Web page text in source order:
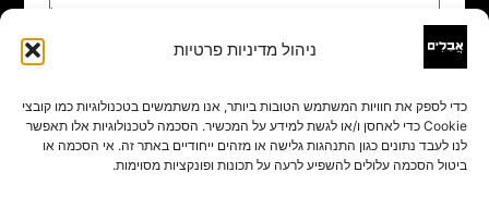
ניהול מדיניות פרטיות
כדי לספק את חוויות המשתמש הטובות ביותר, אנו משתמשים בטכנולוגיות כמו קובצי
Cookie כדי לאחסן ו/או לגשת למידע על המכשיר. הסכמה לטכנולוגיות אלו תאפשר
לנו לעבד נתונים כגון התנהגות גלישה או מזהים ייחודיים באתר זה. אי הסכמה או
ביטול הסכמה עלולים להשפיע לרעה על תכונות ופונקציות מסוימות.
שם
אימייל*